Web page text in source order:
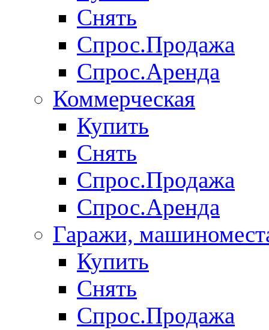
Снять
Спрос.Продажа
Спрос.Аренда
Коммерческая
Купить
Снять
Спрос.Продажа
Спрос.Аренда
Гаражи,
Купить
Снять
Спрос.Продажа